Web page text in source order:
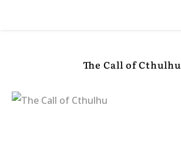
The Call of Cthulhu